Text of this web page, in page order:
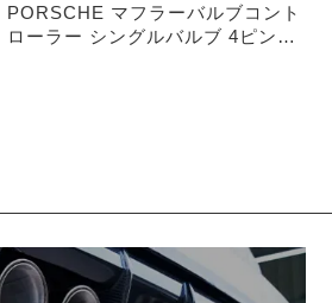
PORSCHE マフラーバルブコント
ローラー シングルバルブ 4ピンタ